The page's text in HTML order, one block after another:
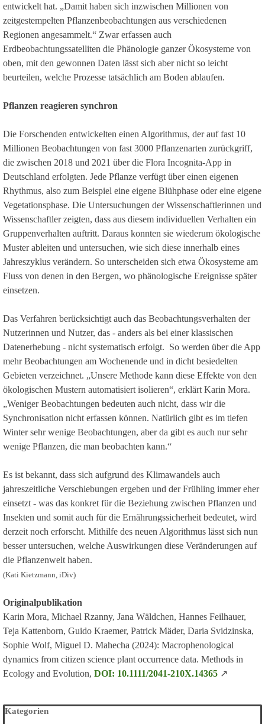
entwickelt hat. „Damit haben sich inzwischen Millionen von
zeitgestempelten Pflanzenbeobachtungen aus verschiedenen
Regionen angesammelt.“ Zwar erfassen auch
Erdbeobachtungssatelliten die Phänologie ganzer Ökosysteme von
oben, mit den gewonnen Daten lässt sich aber nicht so leicht
beurteilen, welche Prozesse tatsächlich am Boden ablaufen.
Pflanzen reagieren synchron
Die Forschenden entwickelten einen Algorithmus, der auf fast 10
Millionen Beobachtungen von fast 3000 Pflanzenarten zurückgriff,
die zwischen 2018 und 2021 über die Flora Incognita-App in
Deutschland erfolgten. Jede Pflanze verfügt über einen eigenen
Rhythmus, also zum Beispiel eine eigene Blühphase oder eine eigene
Vegetationsphase. Die Untersuchungen der Wissenschaftlerinnen und
Wissenschaftler zeigten, dass aus diesem individuellen Verhalten ein
Gruppenverhalten auftritt. Daraus konnten sie wiederum ökologische
Muster ableiten und untersuchen, wie sich diese innerhalb eines
Jahreszyklus verändern. So unterscheiden sich etwa Ökosysteme am
Fluss von denen in den Bergen, wo phänologische Ereignisse später
einsetzen.
Das Verfahren berücksichtigt auch das Beobachtungsverhalten der
Nutzerinnen und Nutzer, das - anders als bei einer klassischen
Datenerhebung - nicht systematisch erfolgt. So werden über die App
mehr Beobachtungen am Wochenende und in dicht besiedelten
Gebieten verzeichnet. „Unsere Methode kann diese Effekte von den
ökologischen Mustern automatisiert isolieren“, erklärt Karin Mora.
„Weniger Beobachtungen bedeuten auch nicht, dass wir die
Synchronisation nicht erfassen können. Natürlich gibt es im tiefen
Winter sehr wenige Beobachtungen, aber da gibt es auch nur sehr
wenige Pflanzen, die man beobachten kann.“
Es ist bekannt, dass sich aufgrund des Klimawandels auch
jahreszeitliche Verschiebungen ergeben und der Frühling immer eher
einsetzt - was das konkret für die Beziehung zwischen Pflanzen und
Insekten und somit auch für die Ernährungssicherheit bedeutet, wird
derzeit noch erforscht. Mithilfe des neuen Algorithmus lässt sich nun
besser untersuchen, welche Auswirkungen diese Veränderungen auf
die Pflanzenwelt haben.
(Kati Kietzmann, iDiv)
Originalpublikation
Karin Mora, Michael Rzanny, Jana Wäldchen, Hannes Feilhauer,
Teja Kattenborn, Guido Kraemer, Patrick Mäder, Daria Svidzinska,
Sophie Wolf, Miguel D. Mahecha (2024): Macrophenological
dynamics from citizen science plant occurrence data. Methods in
Ecology and Evolution, DOI: 10.1111/2041-210X.14365 ↗
Block überspringen Kategorien
Kategorien